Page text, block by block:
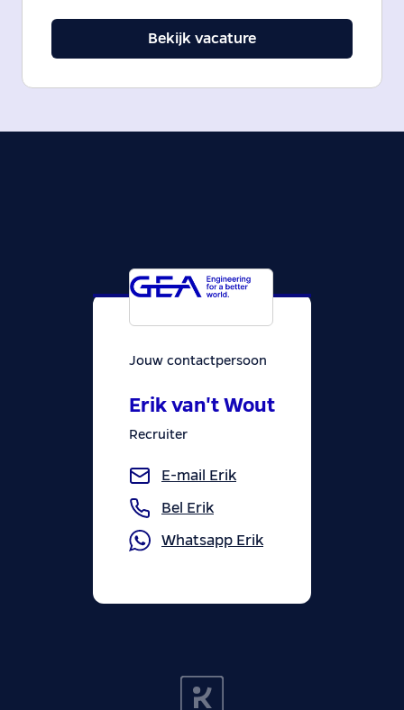
Bekijk vacature
Jouw contactpersoon
Erik van't Wout
Recruiter
E-mail Erik
Bel Erik
Whatsapp Erik